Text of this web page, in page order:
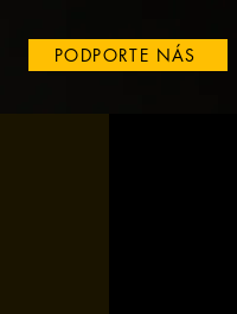
PODPORTE NÁS